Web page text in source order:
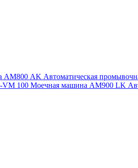
АМ800 AK Автоматическая
VM 100 Моечная машина AM900 LK